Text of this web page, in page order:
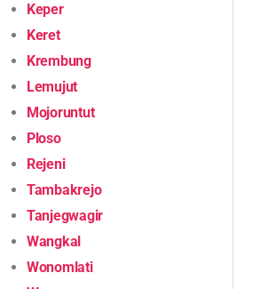
Keper
Keret
Krembung
Lemujut
Mojoruntut
Ploso
Rejeni
Tambakrejo
Tanjegwagir
Wangkal
Wonomlati